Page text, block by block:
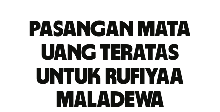
Pasangan mata
uang teratas
untuk rufiyaa
Maladewa